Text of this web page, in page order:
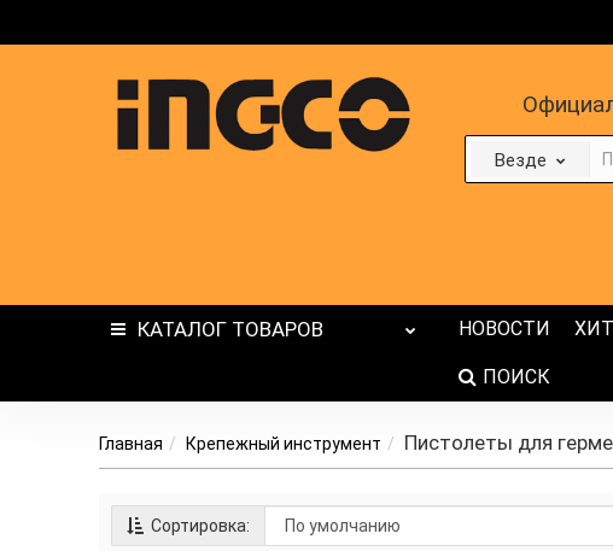
Везде
КАТАЛОГ ТОВАРОВ НОВОСТИ
ПОИСК
Главная Крепежный инструмент Пистолеты для
Сортировка: